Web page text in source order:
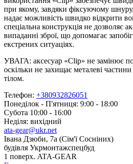
при якому, завдяки фіксуючому шнуру,
надає можливість швидко відкрити
спеціальна конструкція не дозволяє
випаданні зброї, що допомагає
екстрених ситуаціях.
УВАГА: аксесуар «Clip» не замінює
оскільки не захищає металеві частини
тілом.
Телефон: +380932826051
Понеділок - П'ятниця: 9:00 - 18:00
Субота 10:00 - 16:00
Неділя: вихідний
ata-gear@ukr.net
Івана Дзюби, 7а (Сім'ї Сосніних)
будівля Укрмонтажспецбуд
1 поверх. ATA-GEAR